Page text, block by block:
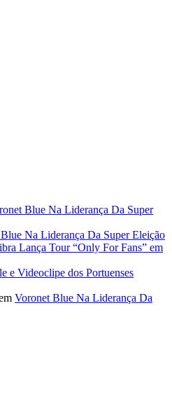
Blue Na Liderança Da Super
Na Liderança Da Super Eleição
Lança Tour “Only For Fans” em
e Videoclipe dos Portuenses
Voronet Blue Na Liderança Da